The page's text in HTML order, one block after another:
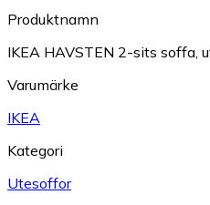
Produktnamn
IKEA HAVSTEN 2-sits soffa,
Varumärke
IKEA
Kategori
Utesoffor